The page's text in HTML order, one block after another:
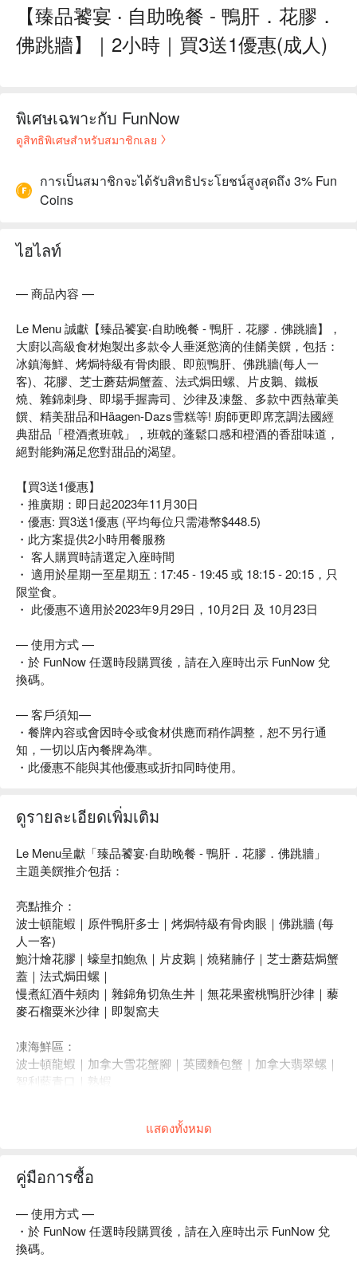
【臻品饕宴 ‧ 自助晚餐 - 鴨肝．花膠．
佛跳牆】｜2小時｜買3送1優惠(成人)
พิเศษเฉพาะกับ FunNow
ดูสิทธิพิเศษสำหรับสมาชิกเลย
การเป็นสมาชิกจะได้รับสิทธิประโยชน์สูงสุดถึง 3% Fun
Coins
ไฮไลท์
— 商品內容 —
Le Menu 誠獻【臻品饕宴‧自助晚餐 - 鴨肝．花膠．佛跳牆】，
大廚以高級食材炮製出多款令人垂涎慾滴的佳餚美饌，包括：
冰鎮海鮮、烤焗特級有骨肉眼、即煎鴨肝、佛跳牆(每人一
客)、花膠、芝士蘑菇焗蟹蓋、法式焗田螺、片皮鵝、鐵板
燒、雜錦刺身、即場手握壽司、沙律及凍盤、多款中西熱葷美
饌、精美甜品和Häagen-Dazs雪糕等! 廚師更即席烹調法國經
典甜品「橙酒煮班戟」，班戟的蓬鬆口感和橙酒的香甜味道，
絕對能夠滿足您對甜品的渴望。
【買3送1優惠】
・推廣期：即日起2023年11月30日
・優惠: 買3送1優惠 (平均每位只需港幣$448.5)
・此方案提供2小時用餐服務
・ 客人購買時請選定入座時間
・ 適用於星期一至星期五 : 17:45 - 19:45 或 18:15 - 20:15，只
限堂食。
・ 此優惠不適用於2023年9月29日，10月2日 及 10月23日
— 使用方式 —
・於 FunNow 任選時段購買後，請在入座時出示 FunNow 兌
換碼。
— 客戶須知—
・餐牌內容或會因時令或食材供應而稍作調整，恕不另行通
知，一切以店內餐牌為準。
・此優惠不能與其他優惠或折扣同時使用。
ดูรายละเอียดเพิ่มเติม
Le Menu呈獻「臻品饕宴‧自助晚餐 - 鴨肝．花膠．佛跳牆」
主題美饌推介包括：
亮點推介：
波士頓龍蝦｜原件鴨肝多士｜烤焗特級有骨肉眼｜佛跳牆 (每
人一客)
鮑汁燴花膠｜蠔皇扣鮑魚｜片皮鵝｜燒豬腩仔｜芝士蘑菇焗蟹
蓋｜法式焗田螺｜
慢煮紅酒牛頰肉｜雜錦角切魚生丼｜無花果蜜桃鴨肝沙律｜藜
麥石榴粟米沙律｜即製窩夫
凍海鮮區：
波士頓龍蝦｜加拿大雪花蟹腳｜英國麵包蟹｜加拿大翡翠螺｜
智利藍青口｜熟蝦
三文魚｜吞拿魚｜劍魚｜赤貝｜甜蝦｜八爪魚｜雜錦角切魚生
冷盤區：
｜豬肉凍批
沙律區：
แสดงทั้งหมด
คู่มือการซื้อ
— 使用方式 —
・於 FunNow 任選時段購買後，請在入座時出示 FunNow 兌
換碼。